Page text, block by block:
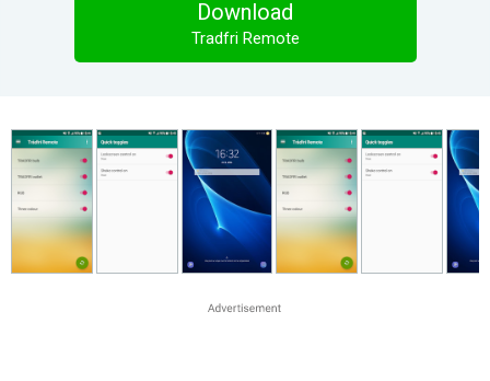
Download
Tradfri Remote